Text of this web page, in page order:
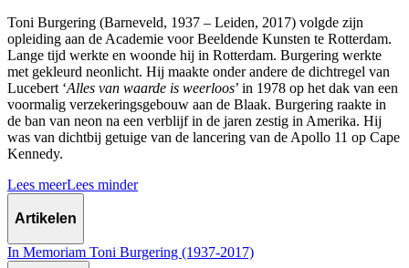
Toni Burgering (Barneveld, 1937 – Leiden, 2017) volgde zijn
opleiding aan de Academie voor Beeldende Kunsten te Rotterdam.
Lange tijd werkte en woonde hij in Rotterdam. Burgering werkte
met gekleurd neonlicht. Hij maakte onder andere de dichtregel van
Lucebert ‘Alles van waarde is weerloos’ in 1978 op het dak van een
voormalig verzekeringsgebouw aan de Blaak. Burgering raakte in
de ban van neon na een verblijf in de jaren zestig in Amerika. Hij
was van dichtbij getuige van de lancering van de Apollo 11 op Cape
Kennedy.
Lees meerLees minder
Artikelen
In Memoriam Toni Burgering (1937-2017)